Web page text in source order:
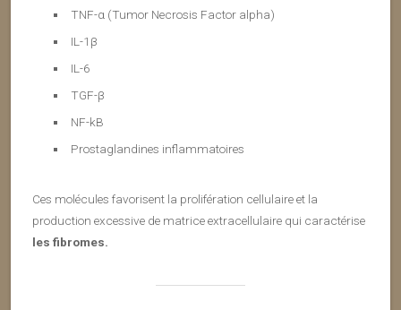
TNF-α (Tumor Necrosis Factor alpha)
IL-1β
IL-6
TGF-β
NF-kB
Prostaglandines inflammatoires
Ces molécules favorisent la prolifération cellulaire et la
production excessive de matrice extracellulaire qui caractérise
les fibromes.